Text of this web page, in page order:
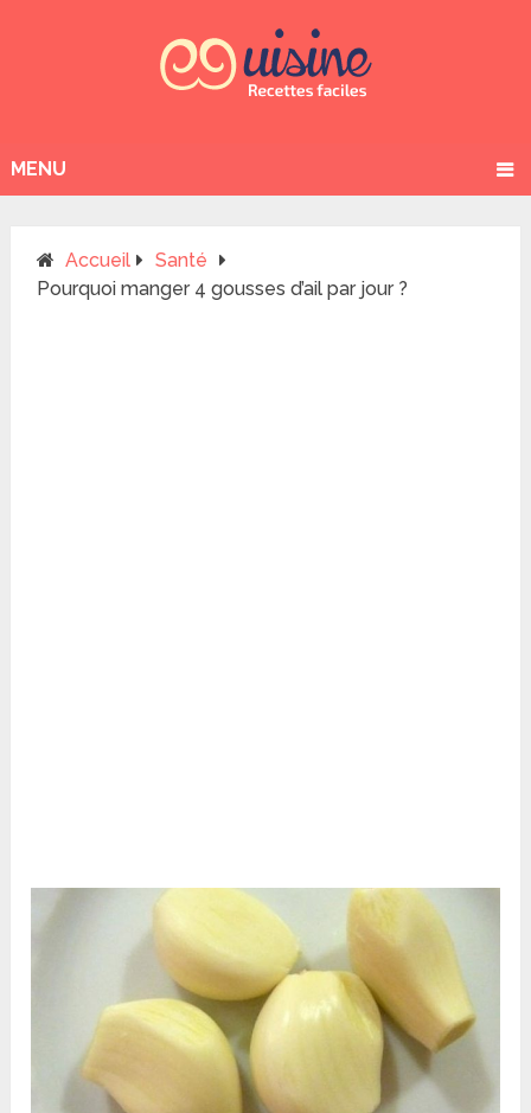
MENU
Accueil
Santé
Pourquoi manger 4 gousses d’ail par jour ?